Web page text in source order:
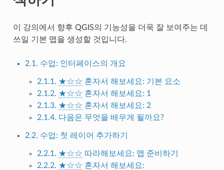
이 강의에서 향후 QGIS의 기능성을 더욱 잘 보여주는 데
쓰일 기본 맵을 생성할 것입니다.
2.1. 수업: 인터페이스의 개요
2.1.1. ★☆☆ 혼자서 해보세요: 기본 요소
2.1.2. ★☆☆ 혼자서 해보세요: 1
2.1.3. ★☆☆ 혼자서 해보세요: 2
2.1.4. 다음은 무엇을 배우게 될까요?
2.2. 수업: 첫 레이어 추가하기
2.2.1. ★☆☆ 따라해보세요: 맵 준비하기
2.2.2. ★☆☆ 혼자서 해보세요: